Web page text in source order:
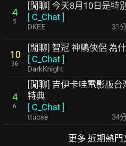
4
5
[閒聊] 今天8月10日是特
[ C_Chat]
DKEE 31
10
36
[閒聊] 智冠 神鵰俠侶 為
[ C_Chat]
DarkKnight
4
6
[閒聊] 吉伊卡哇電影版台
特典
[ C_Chat]
ttucse 34
更多 近期熱門